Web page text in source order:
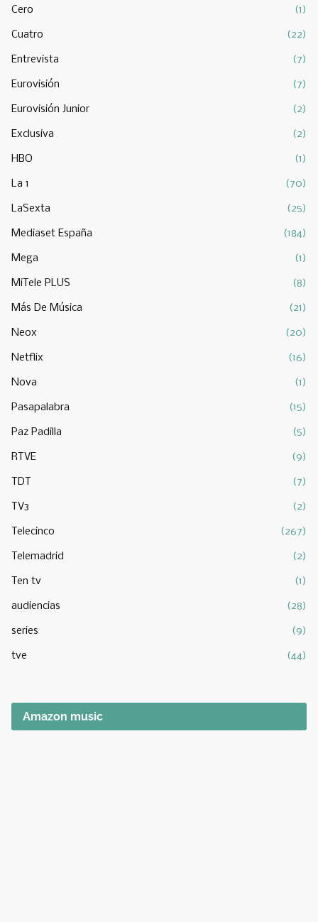
Cero (1)
Cuatro (22)
Entrevista (7)
Eurovisión (7)
Eurovisión Junior (2)
Exclusiva (2)
HBO (1)
La 1 (70)
LaSexta (25)
Mediaset España (184)
Mega (1)
MiTele PLUS (8)
Más De Música (21)
Neox (20)
Netflix (16)
Nova (1)
Pasapalabra (15)
Paz Padilla (5)
RTVE (9)
TDT (7)
TV3 (2)
Telecinco (267)
Telemadrid (2)
Ten tv (1)
audiencias (28)
series (9)
tve (44)
Amazon music